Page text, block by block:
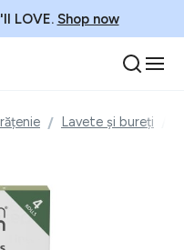
LOVE. Shop now
Lavete și bureți